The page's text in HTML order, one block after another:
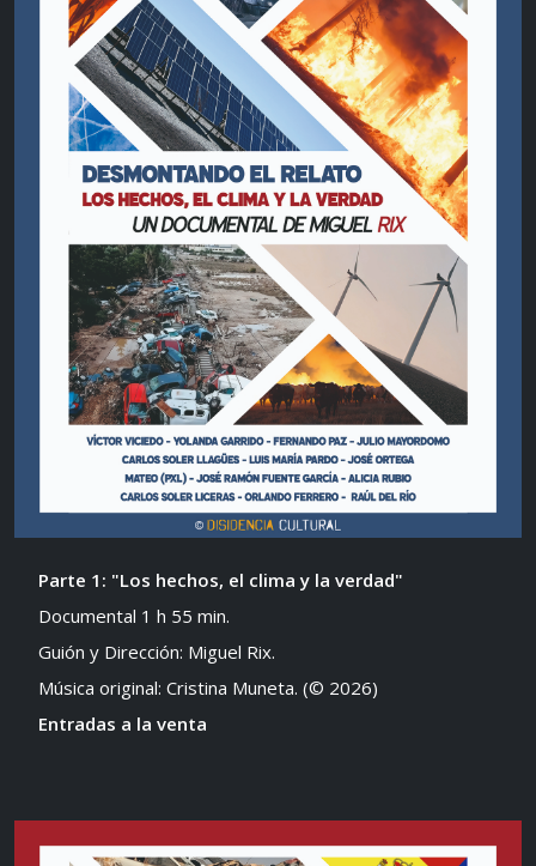
Parte 1: "Los hechos, el clima y la verdad"
Documental 1 h 55 min.
Guión y Dirección: Miguel Rix.
Música original: Cristina Muneta. (© 2026)
Entradas a la venta